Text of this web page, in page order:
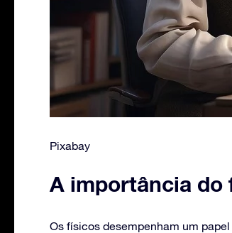
Pixabay
A importância do
Os físicos desempenham um